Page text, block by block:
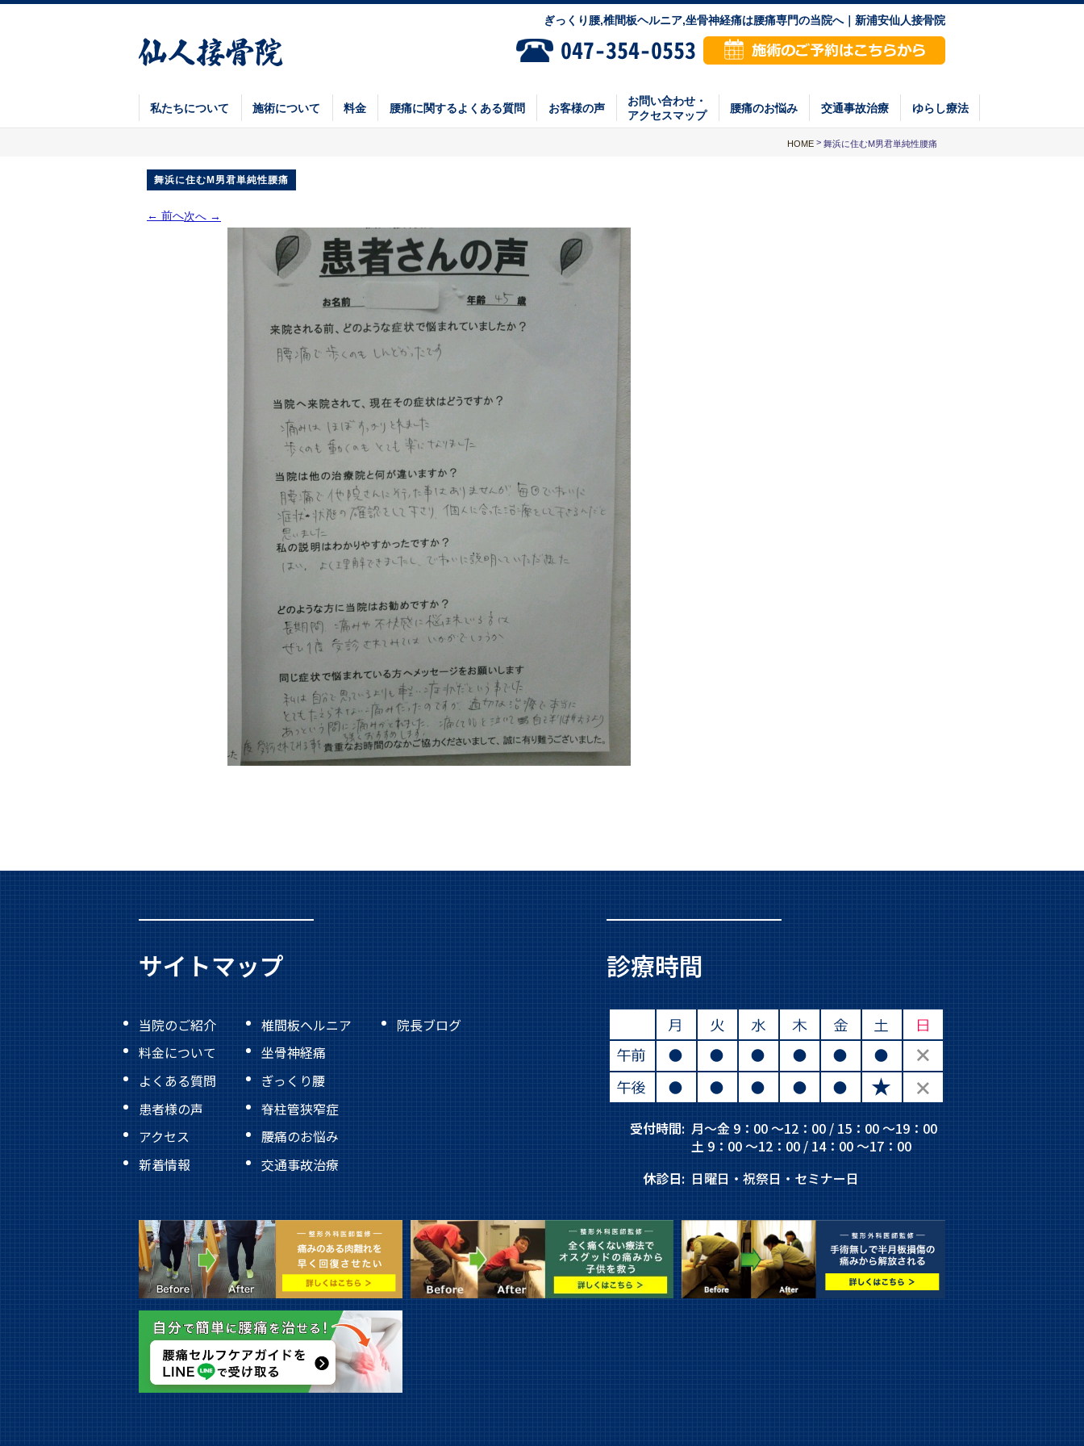
ぎっくり腰,椎間板ヘルニア,坐骨神経痛は腰痛専門の当院へ｜新浦安仙人接骨院
私たちについて 施術について 料金 腰痛に関するよくある質問 お客様の声
お問い合わせ・
アクセスマップ
腰痛のお悩み 交通事故治療 ゆらし療法
HOME > 舞浜に住むM男君単純性腰痛
舞浜に住むM男君単純性腰痛
← 前へ次へ →
サイトマップ
当院のご紹介
料金について
よくある質問
患者様の声
アクセス
新着情報
椎間板ヘルニア
坐骨神経痛
ぎっくり腰
脊柱管狭窄症
腰痛のお悩み
交通事故治療
院長ブログ
診療時間
受付時間: 月～金 9：00 ～12：00 / 15：00 ～19：00
土 9：00 ～12：00 / 14：00 ～17：00
休診日: 日曜日・祝祭日・セミナー日